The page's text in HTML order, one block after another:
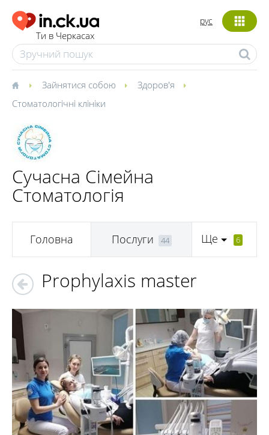
Ти в Черкасах
рус
Зайнятися собою
Здоров'я
Стоматологічні клініки
Сучасна Сімейна
Стоматологія
Головна Послуги 44 Ще 6
Prophylaxis master